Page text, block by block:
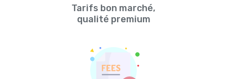
Tarifs bon marché,
qualité premium